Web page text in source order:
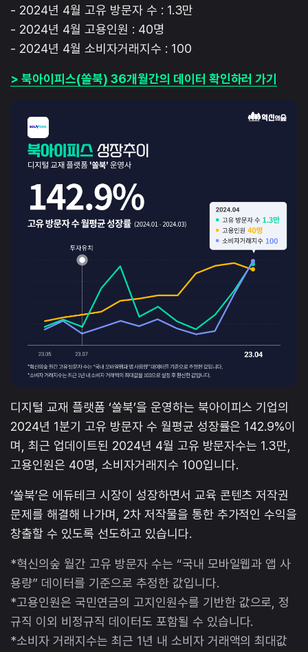
- 2024년 4월 고유 방문자 수 : 1.3만
- 2024년 4월 고용인원 : 40명
- 2024년 4월 소비자거래지수 : 100
> 북아이피스(쏠북) 36개월간의 데이터 확인하러 가기
디지털 교재 플랫폼 ‘쏠북’을 운영하는 북아이피스 기업의
2024년 1분기 고유 방문자 수 월평균 성장률은 142.9%이
며, 최근 업데이트된 2024년 4월 고유 방문자수는 1.3만,
고용인원은 40명, 소비자거래지수 100입니다.
‘쏠북’은 에듀테크 시장이 성장하면서 교육 콘텐츠 저작권
문제를 해결해 나가며, 2차 저작물을 통한 추가적인 수익을
창출할 수 있도록 선도하고 있습니다.
*혁신의숲 월간 고유 방문자 수는 “국내 모바일웹과 앱 사
용량” 데이터를 기준으로 추정한 값입니다.
*고용인원은 국민연금의 고지인원수를 기반한 값으로, 정
규직 이외 비정규직 데이터도 포함될 수 있습니다.
*소비자 거래지수는 최근 1년 내 소비자 거래액의 최대값